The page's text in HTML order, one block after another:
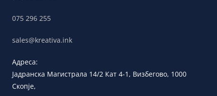
075 296 255
sales@kreativa.ink
Адреса:
Јадранска Магистрала 14/2 Кат 4-1, Визбегово, 1000
Скопје,